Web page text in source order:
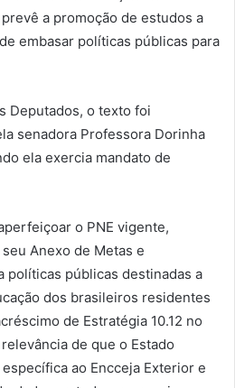
a promoção de estudos a
embasar políticas públicas para
Deputados, o texto foi
senadora Professora Dorinha
ela exercia mandato de
o PNE vigente,
Anexo de Metas e
políticas públicas destinadas a
dos brasileiros residentes
de Estratégia 10.12 no
de que o Estado
ao Encceja Exterior e